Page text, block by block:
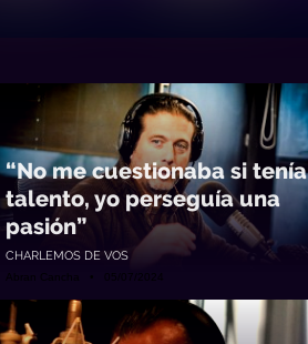
“No me cuestionaba si tenía
talento, yo perseguía una
pasión”
CHARLEMOS DE VOS
Abran Cancha • 05/07/2024